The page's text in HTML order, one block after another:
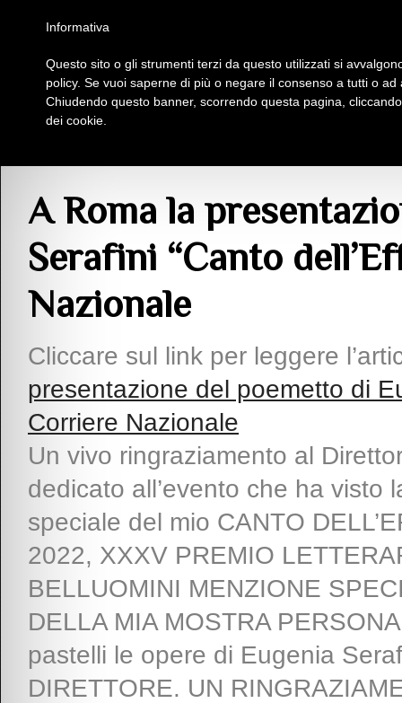
Insieme Per La Cultura
A Roma la
Serafini “Canto
Nazionale
Cliccare sul link per leggere
presentazione del poemetto di
Corriere Nazionale
Un vivo ringraziamento al
dedicato all’evento che ha
speciale del mio CANTO
2022, XXXV PREMIO
BELLUOMINI MENZIONE
DELLA MIA MOSTRA
pastelli le opere di Eugenia
DIRETTORE. UN
Informativa
Questo sito o gli strumenti terzi da questo utilizzati si
policy. Se vuoi saperne di più o negare il consenso a tutti o
Chiudendo questo banner, scorrendo questa pagina,
dei cookie.